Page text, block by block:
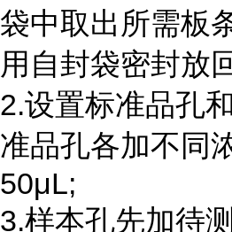
袋中取出所需板
用自封袋密封放
2.设置标准品孔
准品孔各加不同
50μL;
3.样本孔先加待